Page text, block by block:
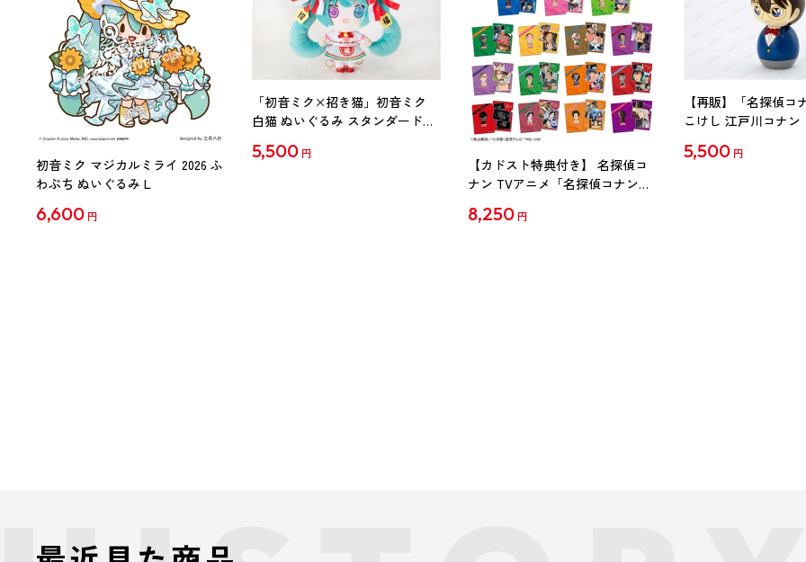
初音ミク マジカルミライ 2026 ふ
わぷち ぬいぐるみ L
6,600 円
「初音ミク×招き猫」初音ミク
白猫 ぬいぐるみ スタンダード
5,500 円
【カドスト特典付き】 名探偵コ
ナン TVアニメ「名探偵コナン」
【1BOX】
8,250 円
【再販】「名探偵コ
こけし 江戸川コナン
5,500 円